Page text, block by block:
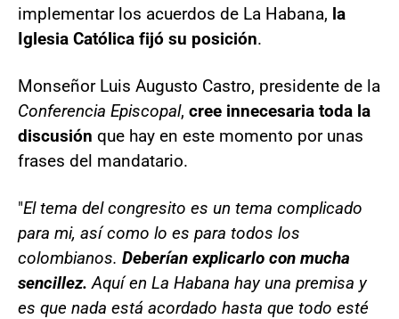
implementar los acuerdos de La Habana, la
Iglesia Católica fijó su posición.
Monseñor Luis Augusto Castro, presidente de la
Conferencia Episcopal, cree innecesaria toda la
discusión que hay en este momento por unas
frases del mandatario.
"El tema del congresito es un tema complicado
para mi, así como lo es para todos los
colombianos. Deberían explicarlo con mucha
sencillez. Aquí en La Habana hay una premisa y
es que nada está acordado hasta que todo esté